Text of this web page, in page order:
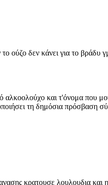
ούζο δεν κάνει για το βράδυ
αλκοολούχο και τ'όνομα που
τη δημόσια πρόσβαση
κρατουσε λουλουδια και